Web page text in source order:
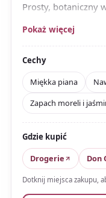
Prosty, botaniczny
Piana jest miękka i
mycia, a sprawdza
puszących się
niesforne włosy do
Zapach to morela i
Raczej dla tych,
ilości.
Pokaż więcej
Cechy
Miękka piana
Zapach moreli i
Gdzie kupić
Drogerie
Don
Dotknij miejsca zakupu,